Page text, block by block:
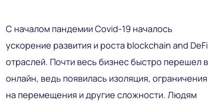
С началом пандемии Covid-19 началось
ускорение развития и роста blockchain and DeFi
отраслей. Почти весь бизнес быстро перешел в
онлайн, ведь появилась изоляция, ограничения
на перемещения и другие сложности. Людям